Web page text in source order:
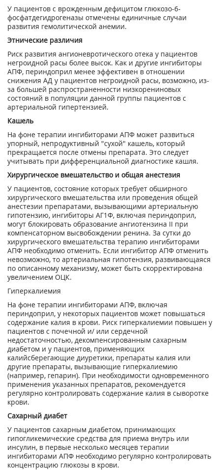
У пациентов с врожденным дефицитом глюкозо-6-
фосфатдегидрогеназы отмечены единичные случаи
развития гемолитической анемии.
Этнические различия
Риск развития ангионевротического отека у пациентов
негроидной расы более высок. Как и другие ингибиторы
АПФ, периндоприл менее эффективен в отношении
снижения АД у пациентов негроидной расы, возможно, из-
за большей распространенности низкорениновых
состояний в популяции данной группы пациентов с
артериальной гипертензией.
Кашель
На фоне терапии ингибиторами АПФ может развиться
упорный, непродуктивный "сухой" кашель, который
прекращается после отмены препарата. Это следует
учитывать при дифференциальной диагностике кашля.
Хирургическое вмешательство и общая анестезия
У пациентов, состояние которых требует обширного
хирургического вмешательства или проведения общей
анестезии препаратами, вызывающими артериальную
гипотензию, ингибиторы АГ1Ф, включая периндоприл,
могут блокировать образование ангиотензина II при
компенсаторном высвобождении ренина. За сутки до
хирургического вмешательства терапию ингибиторами
АПФ необходимо отменить. Если ингибитор АПФ отменить
невозможно, то артериальная гипотензия, развивающаяся
по описанному механизму, может быть скорректирована
увеличением ОЦК.
Гиперкалиемия
На фоне терапии ингибиторами АПФ, включая
периндоприл, у некоторых пациентов может повышаться
содержание калия в крови. Риск гиперкалиемии повышен у
пациентов с почечной и/ или сердечной
недостаточностью, декомпенсированным сахарным
диабетом и у пациентов, применяющих
калийсберегающие диуретики, препараты калия или
другие препараты, вызывающие гиперкалиемию
(например, гепарин). При необходимости одновременного
применения указанных препаратов, рекомендуется
регулярно контролировать содержание калия в сыворотке
крови.
Сахарный диабет
У пациентов сахарным диабетом, принимающих
гипогликемические средства для приема внутрь или
инсулин, в первые несколько месяцев терапии
ингибиторами АПФ необходимо регулярно контролировать
концентрацию глюкозы в крови.